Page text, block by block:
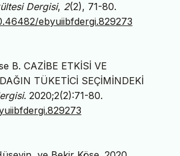
Dergisi, 2(2), 71-80.
ebyuiibfdergi.829273
B. CAZİBE ETKİSİ VE
TÜKETİCİ SEÇİMİNDEKİ
. 2020;2(2):71-80.